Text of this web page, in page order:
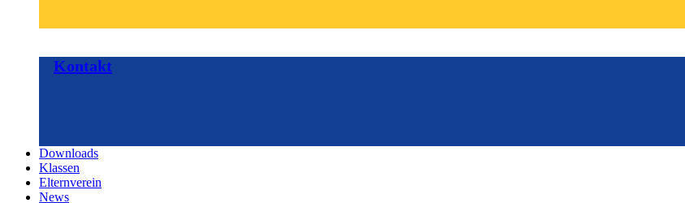
Kontakt
Downloads
Klassen
Elternverein
News